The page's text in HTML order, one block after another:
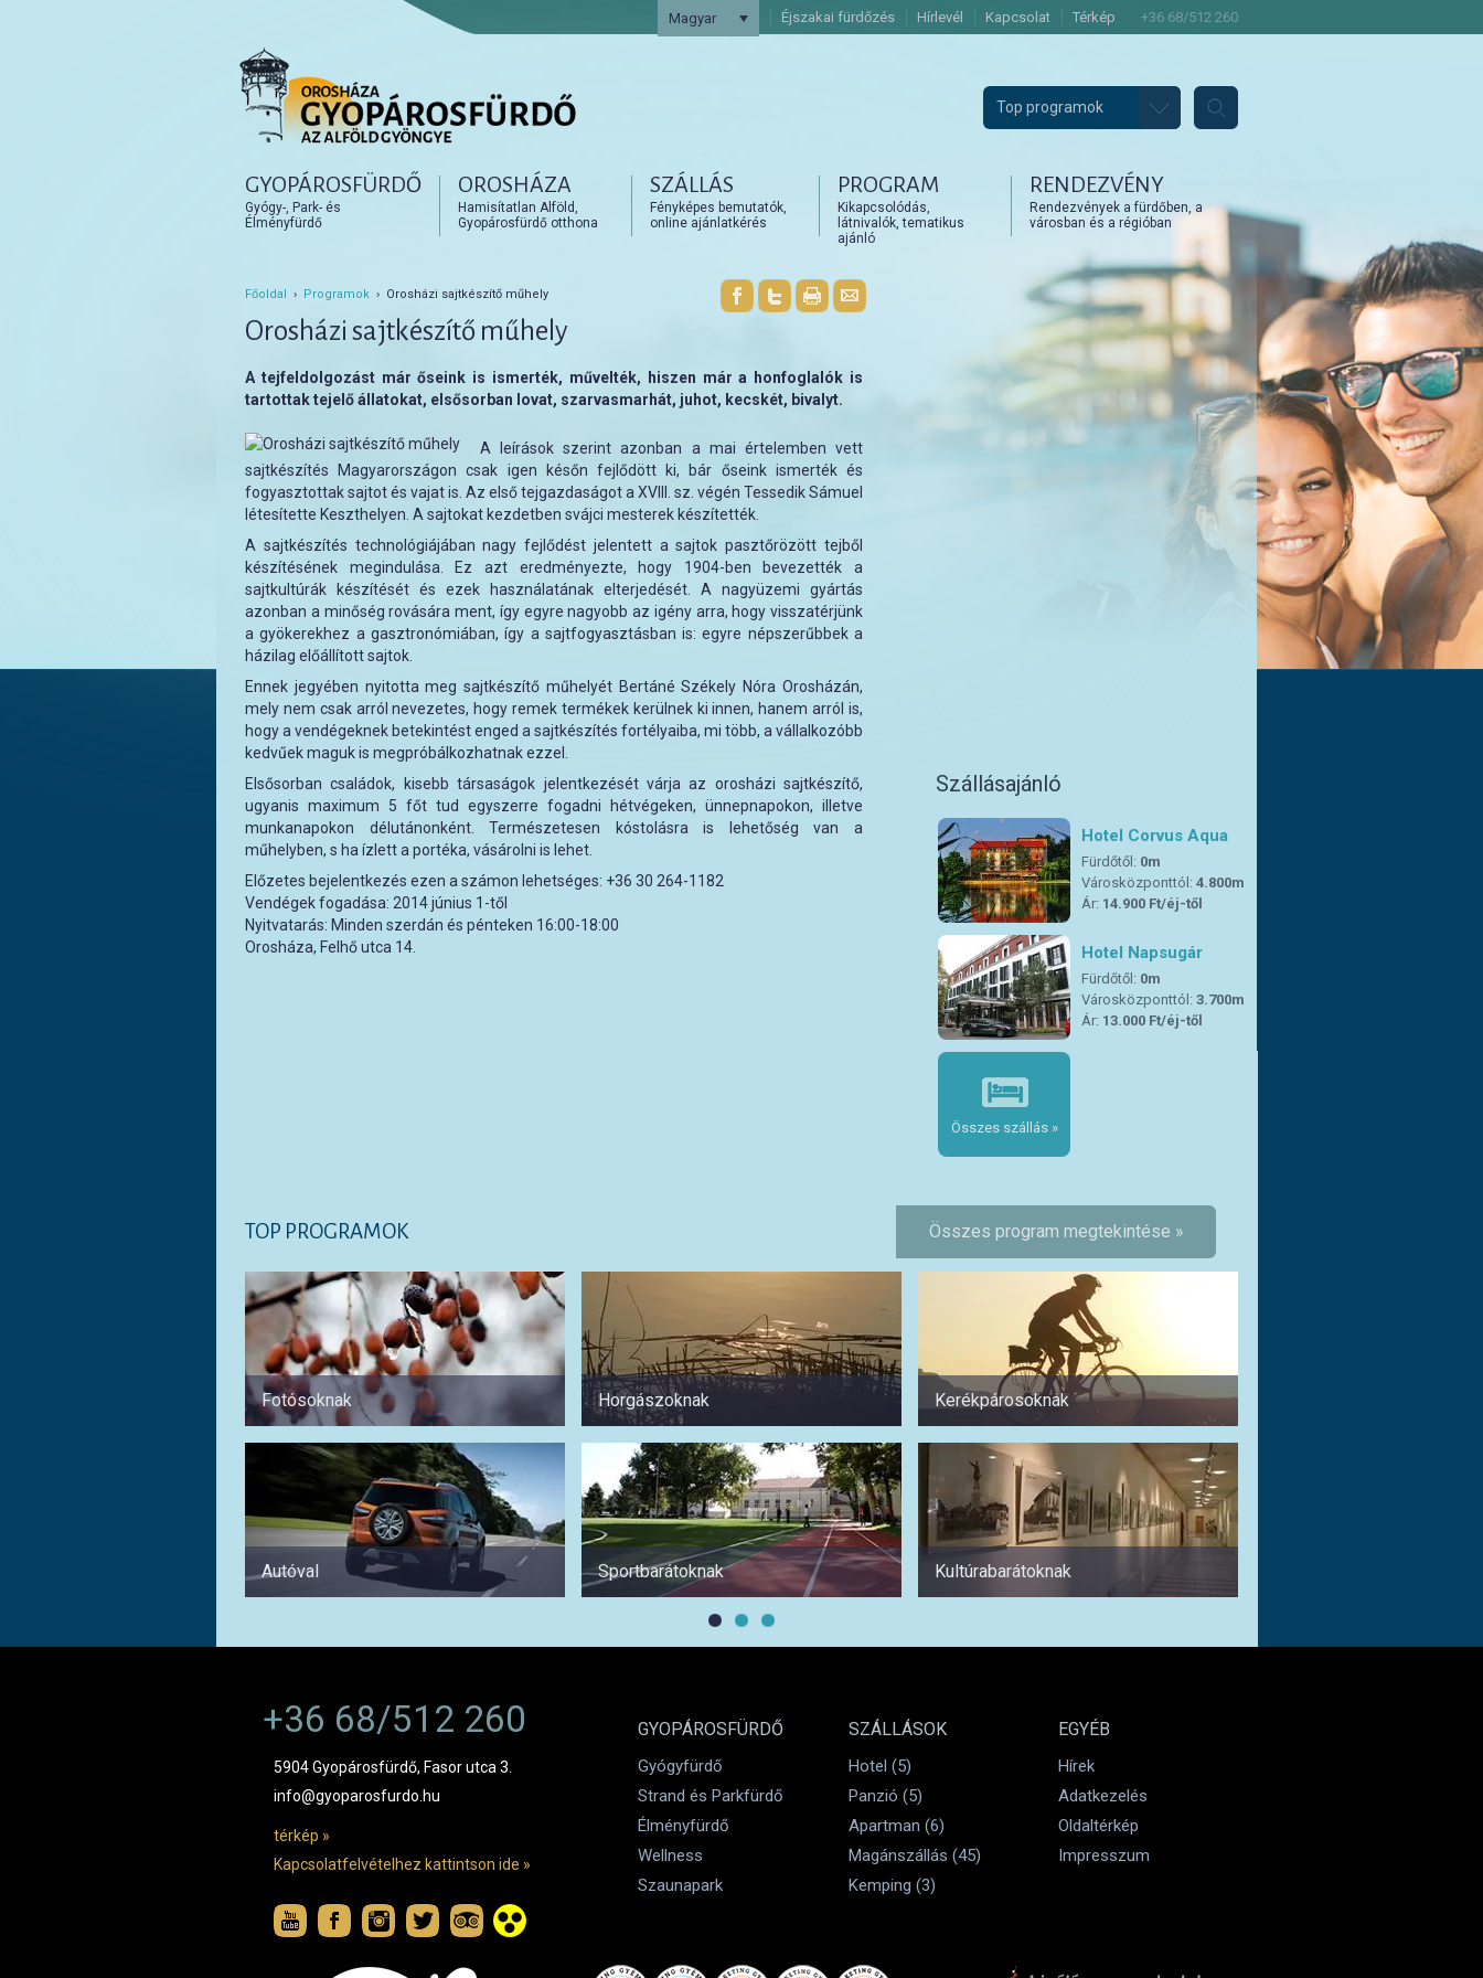
Magyar Éjszakai fürdőzés Hírlevél Kapcsolat Térkép +36 68/512 260
Top programok
Tovább az elsődleges tartalomra
Tovább a másodlagos tartalomra
GYOPÁROSFÜRDŐ
Gyógy-, Park- és
Élményfürdő
OROSHÁZA
Hamisítatlan Alföld,
Gyopárosfürdő otthona
SZÁLLÁS
Fényképes bemutatók,
online ajánlatkérés
PROGRAM
Kikapcsolódás,
látnivalók, tematikus
ajánló
RENDEZVÉNY
Rendezvények a fürdőben, a
városban és a régióban
Főoldal › Programok › Orosházi sajtkészítő műhely
Orosházi sajtkészítő műhely
A tejfeldolgozást már őseink is ismerték, művelték, hiszen már a honfoglalók is
tartottak tejelő állatokat, elsősorban lovat, szarvasmarhát, juhot, kecskét, bivalyt.
A leírások szerint azonban a mai értelemben vett
sajtkészítés Magyarországon csak igen későn fejlődött ki, bár őseink ismerték és
fogyasztottak sajtot és vajat is. Az első tejgazdaságot a XVIII. sz. végén Tessedik Sámuel
létesítette Keszthelyen. A sajtokat kezdetben svájci mesterek készítették.
A sajtkészítés technológiájában nagy fejlődést jelentett a sajtok pasztőrözött tejből
készítésének megindulása. Ez azt eredményezte, hogy 1904-ben bevezették a
sajtkultúrák készítését és ezek használatának elterjedését. A nagyüzemi gyártás
azonban a minőség rovására ment, így egyre nagyobb az igény arra, hogy visszatérjünk
a gyökerekhez a gasztronómiában, így a sajtfogyasztásban is: egyre népszerűbbek a
házilag előállított sajtok.
Ennek jegyében nyitotta meg sajtkészítő műhelyét Bertáné Székely Nóra Orosházán,
mely nem csak arról nevezetes, hogy remek termékek kerülnek ki innen, hanem arról is,
hogy a vendégeknek betekintést enged a sajtkészítés fortélyaiba, mi több, a vállalkozóbb
kedvűek maguk is megpróbálkozhatnak ezzel.
Elsősorban családok, kisebb társaságok jelentkezését várja az orosházi sajtkészítő,
ugyanis maximum 5 főt tud egyszerre fogadni hétvégeken, ünnepnapokon, illetve
munkanapokon délutánonként. Természetesen kóstolásra is lehetőség van a
műhelyben, s ha ízlett a portéka, vásárolni is lehet.
Előzetes bejelentkezés ezen a számon lehetséges: +36 30 264-1182
Vendégek fogadása: 2014 június 1-től
Nyitvatarás: Minden szerdán és pénteken 16:00-18:00
Orosháza, Felhő utca 14.
TOP PROGRAMOK Összes program megtekintése »
Fotósoknak Horgászoknak Kerékpárosoknak
Autóval Sportbarátoknak Kultúrabarátoknak
Szállásajánló
Hotel Corvus Aqua
Fürdőtől: 0m
Városközponttól: 4.800m
Ár: 14.900 Ft/éj-től
Hotel Napsugár
Fürdőtől: 0m
Városközponttól: 3.700m
Ár: 13.000 Ft/éj-től
Összes szállás »
+36 68/512 260
5904 Gyopárosfürdő, Fasor utca 3.
info@gyoparosfurdo.hu
térkép »
Kapcsolatfelvételhez kattintson ide »
GYOPÁROSFÜRDŐ
Gyógyfürdő
Strand és Parkfürdő
Élményfürdő
Wellness
Szaunapark
SZÁLLÁSOK
Hotel (5)
Panzió (5)
Apartman (6)
Magánszállás (45)
Kemping (3)
EGYÉB
Hírek
Adatkezelés
Oldaltérkép
Impresszum